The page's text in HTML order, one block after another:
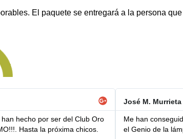
El paquete se entregará a la persona
hecho por ser del Club Oro
Hasta la próxima chicos.
José M. Murrieta
Me han
el Genio de la